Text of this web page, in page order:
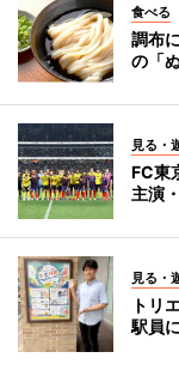
食べる
調布
の「
見る・
FC東
主演
見る・
トリ
駅員